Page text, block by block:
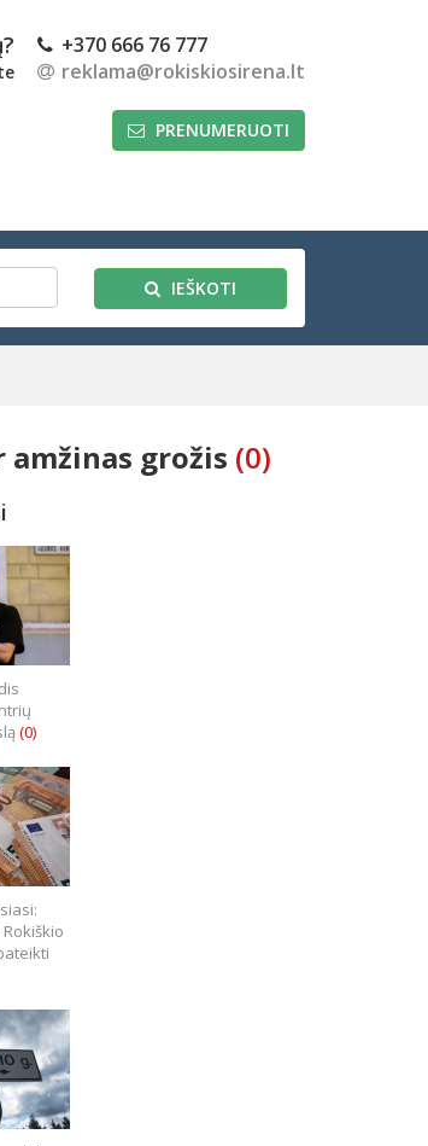
+370 666 76 777
reklama@rokiskiosirena.lt
PRENUMERUOTI
IEŠKOTI
grožis (0)
(0)